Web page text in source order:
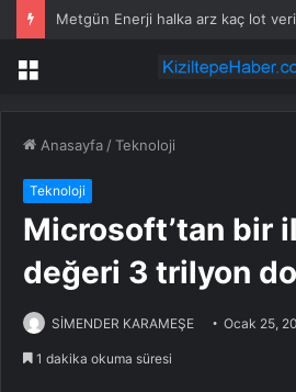
Menü
Anasayfa /Teknoloji
Teknoloji
Microsoft’tan bir
değeri 3 trilyon
SİMENDER KARAMEŞE Ocak 25,
1 dakika okuma süresi